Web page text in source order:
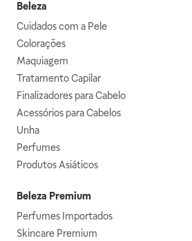
Beleza
Cuidados com a Pele
Colorações
Maquiagem
Tratamento Capilar
Finalizadores para Cabelo
Acessórios para Cabelos
Unha
Perfumes
Produtos Asiáticos
Beleza Premium
Perfumes Importados
Skincare Premium